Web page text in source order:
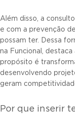
Além disso, a
e com a prevenção
possam ter. Dessa
na Funcional,
propósito é
desenvolvendo
geram
Por que inserir